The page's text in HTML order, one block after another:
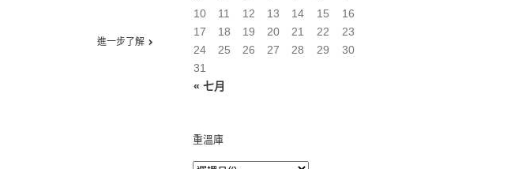
進一步了解
« 七月
10
11 12 13 14 15
16
17
18 19 20 21 22
23
24
25 26 27 28 29
30
31
重溫庫